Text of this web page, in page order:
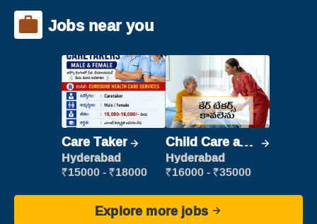
Jobs near you
Care Taker
Hyderabad
₹15000 - ₹18000
Child Care and
Patient care
Hyderabad
₹16000 - ₹35000
Explore more jobs